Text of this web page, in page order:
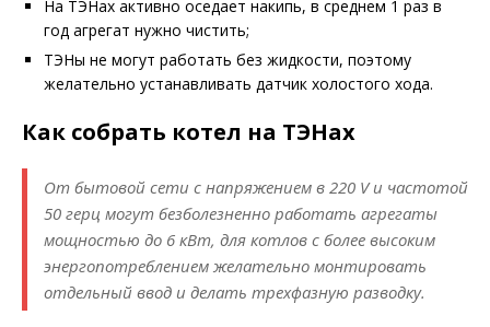
На ТЭНах активно оседает накипь, в среднем 1 раз в
год агрегат нужно чистить;
ТЭНы не могут работать без жидкости, поэтому
желательно устанавливать датчик холостого хода.
Как собрать котел на ТЭНах
От бытовой сети с напряжением в 220 V и частотой
50 герц могут безболезненно работать агрегаты
мощностью до 6 кВт, для котлов с более высоким
энергопотреблением желательно монтировать
отдельный ввод и делать трехфазную разводку.